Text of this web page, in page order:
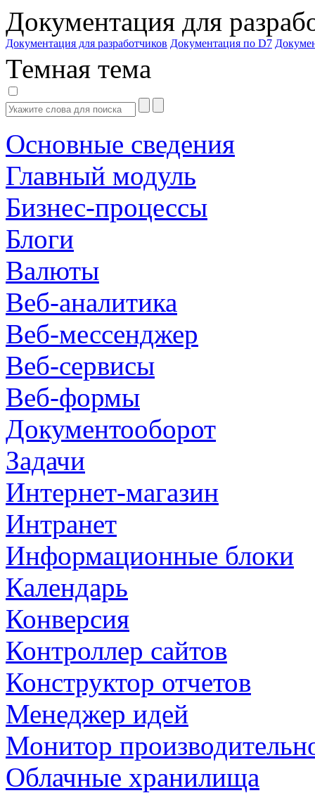
Документация для
Документация для разработчиков Документация по D7
Темная тема
Основные сведения
Главный модуль
Бизнес-процессы
Блоги
Валюты
Веб-аналитика
Веб-мессенджер
Веб-сервисы
Веб-формы
Документооборот
Задачи
Интернет-магазин
Интранет
Информационные блоки
Календарь
Конверсия
Контроллер сайтов
Конструктор отчетов
Менеджер идей
Монитор
Облачные хранилища